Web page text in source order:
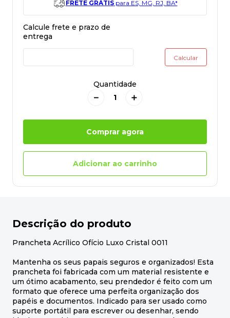
FRETE GRÁTISpara ES, MG, RJ, BA*
Quantidade
＋
－
Comprar agora
Adicionar ao carrinho
Descrição do produto
Prancheta Acrílico Ofício Luxo Cristal 0011
Mantenha os seus papais seguros e organizados! Esta
prancheta foi fabricada com um material resistente e
um ótimo acabamento, seu prendedor é feito com um
formato que oferece uma perfeita organização dos
papéis e documentos. Indicado para ser usado como
suporte portátil para escrever ou desenhar, sendo